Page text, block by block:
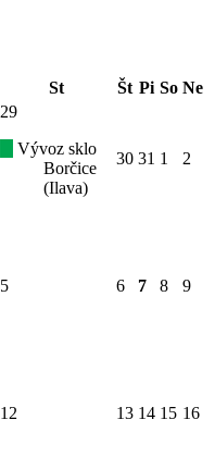
St Št Pi So Ne
29
Vývoz sklo
Borčice
(Ilava)
30 31 1 2
5 6 7 8 9
12 13 14 15 16